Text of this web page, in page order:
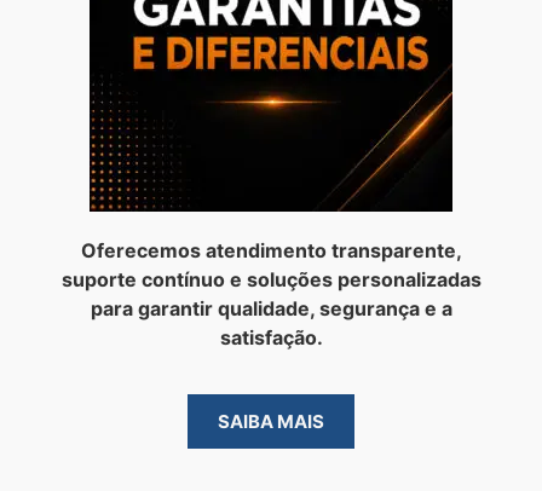
Oferecemos atendimento transparente,
suporte contínuo e soluções personalizadas
para garantir qualidade, segurança e a
satisfação.
SAIBA MAIS